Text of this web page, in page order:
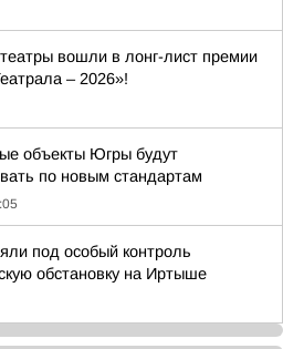
вошли в лонг-лист премии
– 2026»!
объекты Югры будут
по новым стандартам
под особый контроль
обстановку на Иртыше